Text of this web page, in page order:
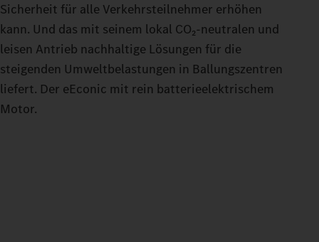
Sicherheit für alle Verkehrsteilnehmer erhöhen
kann. Und das mit seinem lokal CO₂‑neutralen und
leisen Antrieb nachhaltige Lösungen für die
steigenden Umweltbelastungen in Ballungszentren
liefert. Der eEconic mit rein batterieelektrischem
Motor.